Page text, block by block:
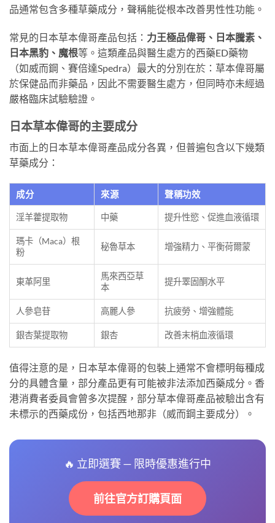
品通常包含多種草藥成分，聲稱能從根本改善男性性功能。
常見的日本草本偉哥產品包括： 力王極品偉哥、日本騰素、
日本黑豹、魔根等。這類產品與醫生處方的西藥ED藥物
（如威而鋼、賽倍達Spedra）最大的分別在於：草本偉哥屬
於保健品而非藥品，因此不需要醫生處方，但同時亦未經過
嚴格臨床試驗驗證。
日本草本偉哥的主要成分
市面上的日本草本偉哥產品成分各異，但普遍包含以下幾類
草藥成分：
成分 來源 聲稱功效
淫羊藿提取物 中藥 提升性慾、促進血液循環
瑪卡（Maca）根
粉
秘魯草本 增強精力、平衡荷爾蒙
東革阿里
馬來西亞草
本
提升睪固酮水平
人參皂苷 高麗人參 抗疲勞、增強體能
銀杏葉提取物 銀杏 改善末梢血液循環
值得注意的是，日本草本偉哥的包裝上通常不會標明每種成
分的具體含量，部分產品更有可能被非法添加西藥成分。香
港消費者委員會曾多次提醒，部分草本偉哥產品被驗出含有
未標示的西藥成份，包括西地那非（威而鋼主要成分）。
🔥 立即選賽 — 限時優惠進行中
前往官方訂購頁面